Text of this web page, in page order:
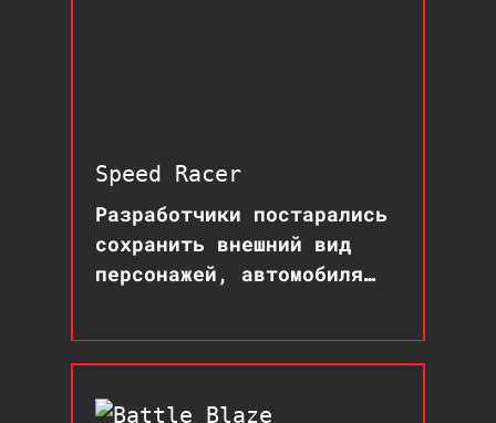
Speed Racer
Разработчики постарались
сохранить внешний вид
персонажей, автомобиля
безумных гонок